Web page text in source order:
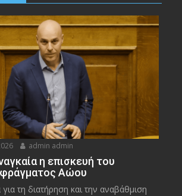
admin admin
η επισκευή του
φράγματος Αώου
τη διατήρηση και την αναβάθμιση